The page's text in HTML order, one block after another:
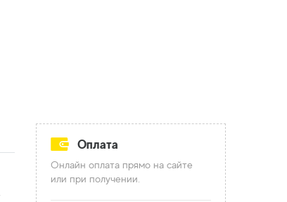
Оплата
Онлайн оплата прямо на сайте
или при получении.